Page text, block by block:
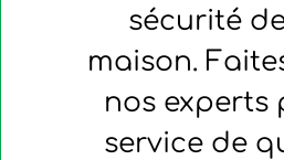
sécurité
maison.
nos experts
service de